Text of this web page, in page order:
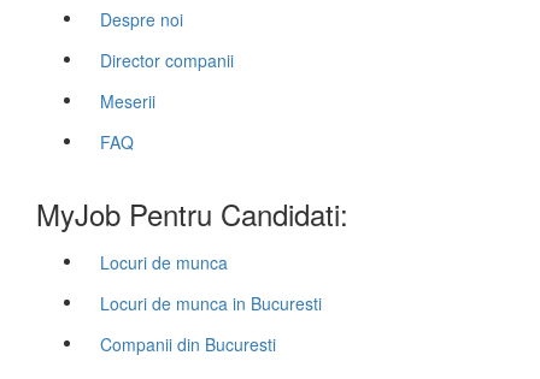
Despre noi
Director companii
Meserii
FAQ
MyJob Pentru Candidati:
Locuri de munca
Locuri de munca in Bucuresti
Companii din Bucuresti